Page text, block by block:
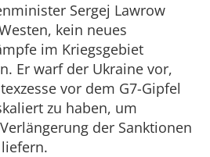
Sergej Lawrow
kein neues
im Kriegsgebiet
Er warf der Ukraine vor,
vor dem G7-Gipfel
zu haben, um
der Sanktionen